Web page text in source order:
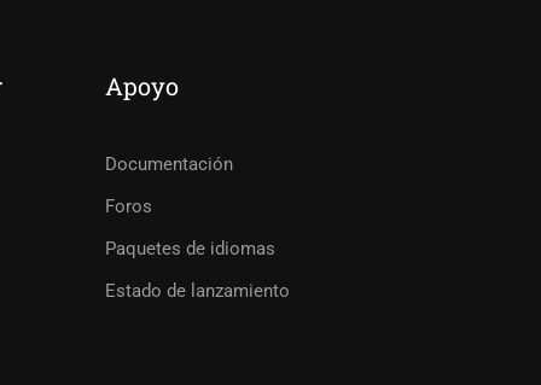
Apoyo
Documentación
Foros
Paquetes de idiomas
Estado de lanzamiento